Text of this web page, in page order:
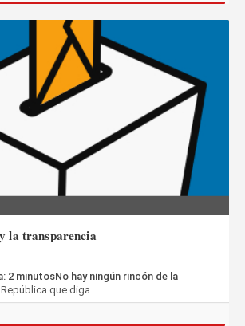
la transparencia
2 minutosNo hay ningún rincón de la
que diga…